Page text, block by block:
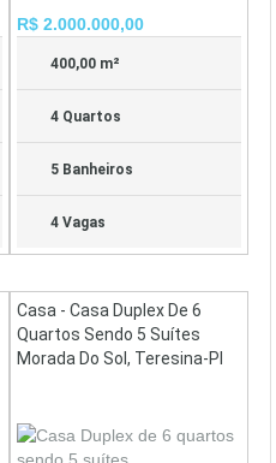
R$ 2.000.000,00
400,00 m²
4 Quartos
5 Banheiros
4 Vagas
Casa - Casa Duplex De 6
Quartos Sendo 5 Suítes
Morada Do Sol, Teresina-PI